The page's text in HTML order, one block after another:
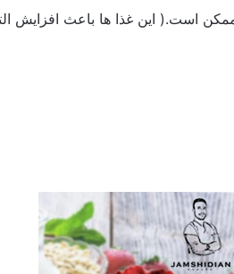
است.( این غذا ها باعث افزایش